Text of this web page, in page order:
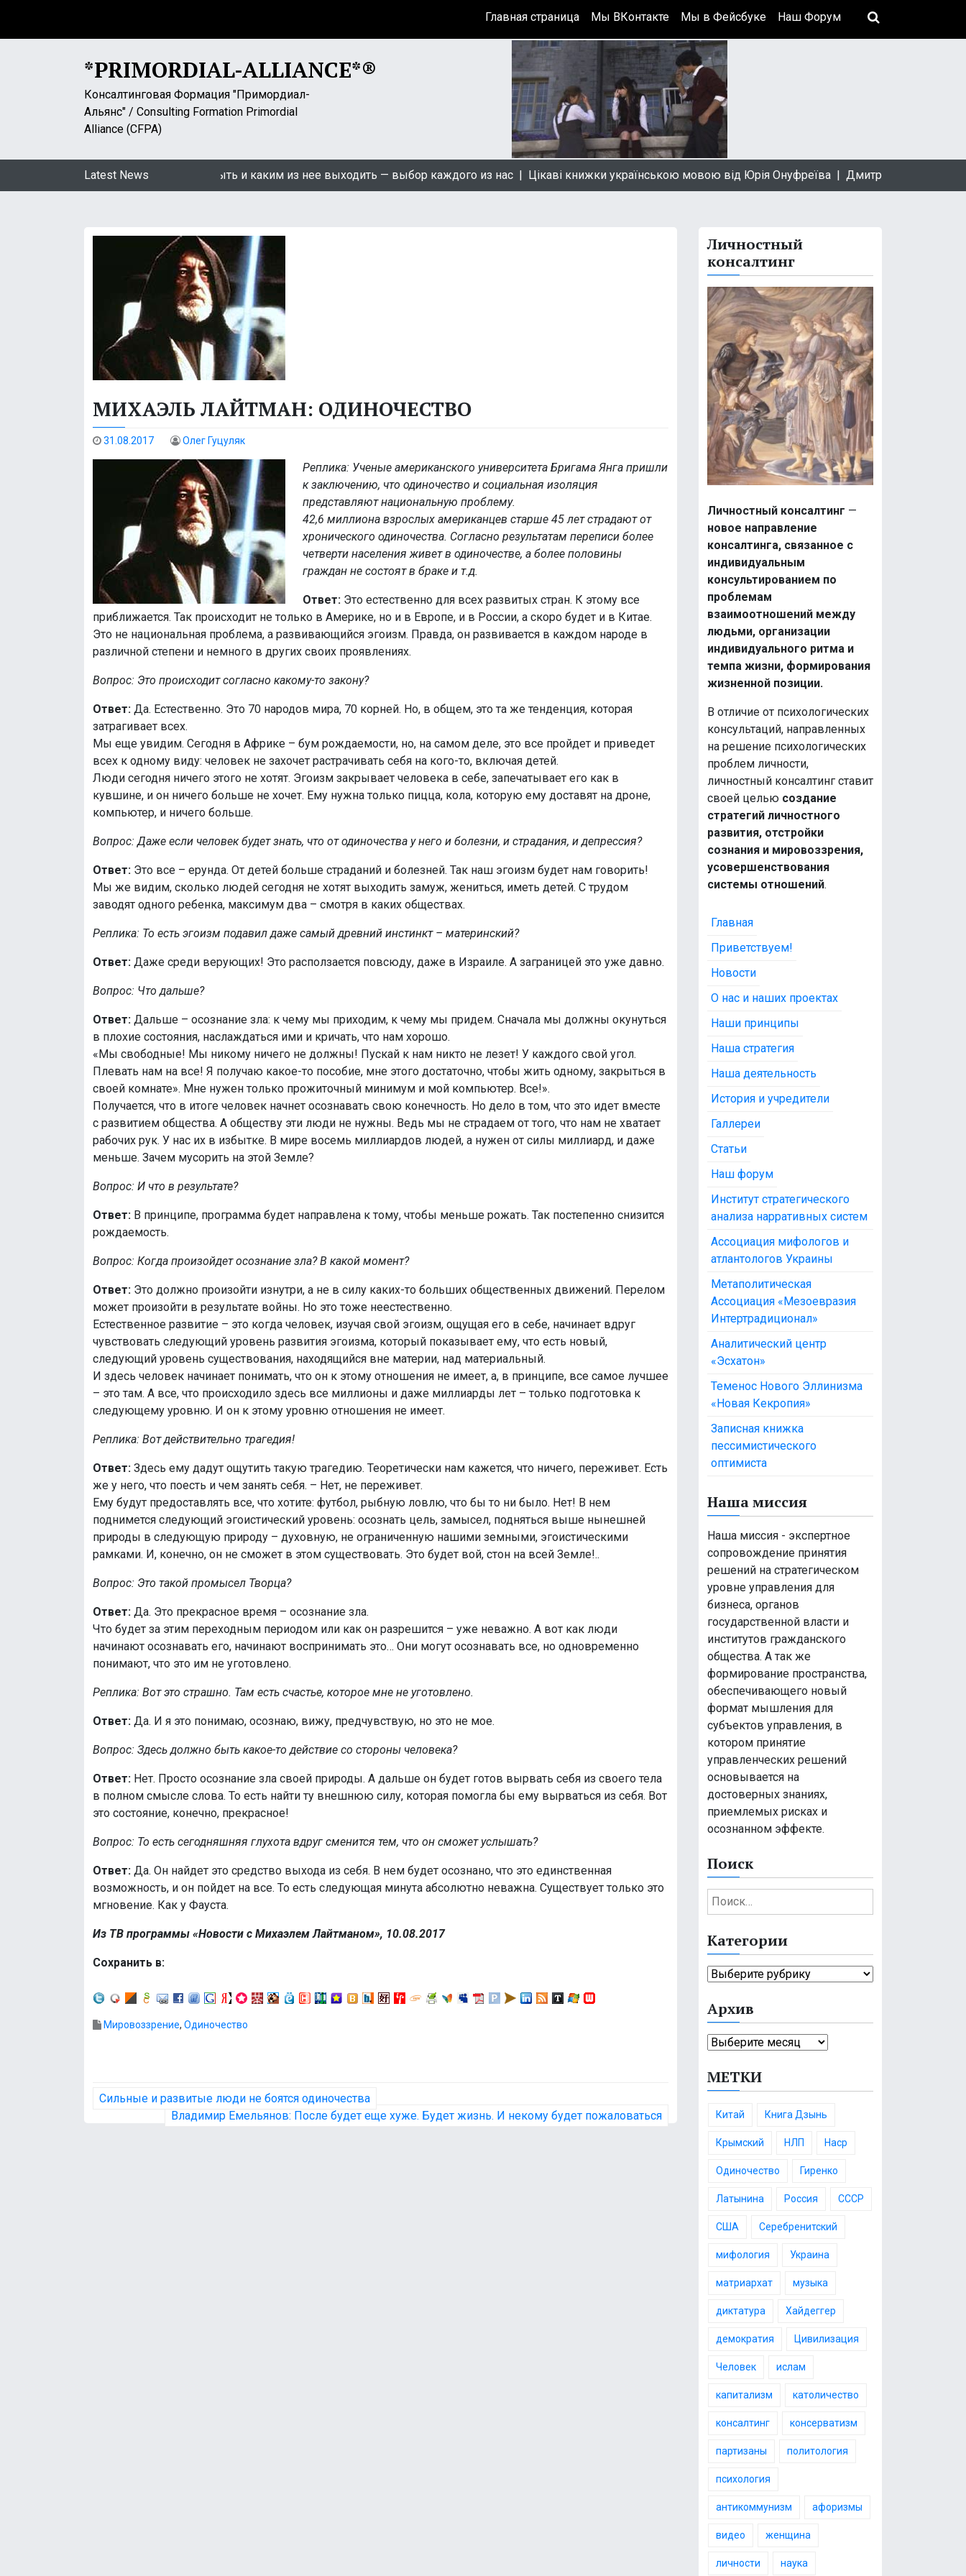
i
t
Главная страница Мы ВКонтакте Мы в Фейсбуке Наш Форум
*PRIMORDIAL-ALLIANCE*®
Консалтинговая Формация "Примордиал-
Альянс" / Consulting Formation Primordial
Alliance (CFPA)
Latest News
«Самоизоляция». Какой ей быть и каким из нее выходить — выбор каждого из нас | Цікаві книжки українською мовою від Юрія Онуфреїва |Дмитрий Быков: За
МИХАЭЛЬ ЛАЙТМАН: ОДИНОЧЕСТВО
31.08.2017 Олег Гуцуляк
Реплика: Ученые американского университета Бригама Янга пришли
к заключению, что одиночество и социальная изоляция
представляют национальную проблему.
42,6 миллиона взрослых американцев старше 45 лет страдают от
хронического одиночества. Согласно результатам переписи более
четверти населения живет в одиночестве, а более половины
граждан не состоят в браке и т.д.
Ответ: Это естественно для всех развитых стран. К этому все
приближается. Так происходит не только в Америке, но и в Европе, и в России, а скоро будет и в Китае.
Это не национальная проблема, а развивающийся эгоизм. Правда, он развивается в каждом народе в
различной степени и немного в других своих проявлениях.
Вопрос: Это происходит согласно какому-то закону?
Ответ: Да. Естественно. Это 70 народов мира, 70 корней. Но, в общем, это та же тенденция, которая
затрагивает всех.
Мы еще увидим. Сегодня в Африке – бум рождаемости, но, на самом деле, это все пройдет и приведет
всех к одному виду: человек не захочет растрачивать себя на кого-то, включая детей.
Люди сегодня ничего этого не хотят. Эгоизм закрывает человека в себе, запечатывает его как в
кувшине, и он ничего больше не хочет. Ему нужна только пицца, кола, которую ему доставят на дроне,
компьютер, и ничего больше.
Вопрос: Даже если человек будет знать, что от одиночества у него и болезни, и страдания, и депрессия?
Ответ: Это все – ерунда. От детей больше страданий и болезней. Так наш эгоизм будет нам говорить!
Мы же видим, сколько людей сегодня не хотят выходить замуж, жениться, иметь детей. С трудом
заводят одного ребенка, максимум два – смотря в каких обществах.
Реплика: То есть эгоизм подавил даже самый древний инстинкт – материнский?
Ответ: Даже среди верующих! Это расползается повсюду, даже в Израиле. А заграницей это уже давно.
Вопрос: Что дальше?
Ответ: Дальше – осознание зла: к чему мы приходим, к чему мы придем. Сначала мы должны окунуться
в плохие состояния, наслаждаться ими и кричать, что нам хорошо.
«Мы свободные! Мы никому ничего не должны! Пускай к нам никто не лезет! У каждого свой угол.
Плевать нам на все! Я получаю какое-то пособие, мне этого достаточно, чтобы жить одному, закрыться в
своей комнате». Мне нужен только прожиточный минимум и мой компьютер. Все!».
Получается, что в итоге человек начнет осознавать свою конечность. Но дело в том, что это идет вместе
с развитием общества. А обществу эти люди не нужны. Ведь мы не страдаем от того, что нам не хватает
рабочих рук. У нас их в избытке. В мире восемь миллиардов людей, а нужен от силы миллиард, и даже
меньше. Зачем мусорить на этой Земле?
Вопрос: И что в результате?
Ответ: В принципе, программа будет направлена к тому, чтобы меньше рожать. Так постепенно снизится
рождаемость.
Вопрос: Когда произойдет осознание зла? В какой момент?
Ответ: Это должно произойти изнутри, а не в силу каких-то больших общественных движений. Перелом
может произойти в результате войны. Но это тоже неестественно.
Естественное развитие – это когда человек, изучая свой эгоизм, ощущая его в себе, начинает вдруг
чувствовать следующий уровень развития эгоизма, который показывает ему, что есть новый,
следующий уровень существования, находящийся вне материи, над материальный.
И здесь человек начинает понимать, что он к этому отношения не имеет, а, в принципе, все самое лучшее
– это там. А все, что происходило здесь все миллионы и даже миллиарды лет – только подготовка к
следующему уровню. И он к этому уровню отношения не имеет.
Реплика: Вот действительно трагедия!
Ответ: Здесь ему дадут ощутить такую трагедию. Теоретически нам кажется, что ничего, переживет. Есть
же у него, что поесть и чем занять себя. – Нет, не переживет.
Ему будут предоставлять все, что хотите: футбол, рыбную ловлю, что бы то ни было. Нет! В нем
поднимется следующий эгоистический уровень: осознать цель, замысел, подняться выше нынешней
природы в следующую природу – духовную, не ограниченную нашими земными, эгоистическими
рамками. И, конечно, он не сможет в этом существовать. Это будет вой, стон на всей Земле!..
Вопрос: Это такой промысел Творца?
Ответ: Да. Это прекрасное время – осознание зла.
Что будет за этим переходным периодом или как он разрешится – уже неважно. А вот как люди
начинают осознавать его, начинают воспринимать это… Они могут осознавать все, но одновременно
понимают, что это им не уготовлено.
Реплика: Вот это страшно. Там есть счастье, которое мне не уготовлено.
Ответ: Да. И я это понимаю, осознаю, вижу, предчувствую, но это не мое.
Вопрос: Здесь должно быть какое-то действие со стороны человека?
Ответ: Нет. Просто осознание зла своей природы. А дальше он будет готов вырвать себя из своего тела
в полном смысле слова. То есть найти ту внешнюю силу, которая помогла бы ему вырваться из себя. Вот
это состояние, конечно, прекрасное!
Вопрос: То есть сегодняшняя глухота вдруг сменится тем, что он сможет услышать?
Ответ: Да. Он найдет это средство выхода из себя. В нем будет осознано, что это единственная
возможность, и он пойдет на все. То есть следующая минута абсолютно неважна. Существует только это
мгновение. Как у Фауста.
Из ТВ программы «Новости с Михаэлем Лайтманом», 10.08.2017
Сохранить в:
Мировоззрение, Одиночество
Н
Сильные и развитые люди не боятся одиночества
Владимир Емельянов: После будет еще хуже. Будет жизнь. И некому будет пожаловаться
Личностный
консалтинг
Личностный консалтинг —
новое направление
консалтинга, связанное с
индивидуальным
консультированием по
проблемам
взаимоотношений между
людьми, организации
индивидуального ритма и
темпа жизни, формирования
жизненной позиции.
В отличие от психологических
консультаций, направленных
на решение психологических
проблем личности,
личностный консалтинг ставит
своей целью создание
стратегий личностного
развития, отстройки
сознания и мировоззрения,
усовершенствования
системы отношений.
Главная
Приветствуем!
Новости
О нас и наших проектах
Наши принципы
Наша стратегия
Наша деятельность
История и учредители
Галлереи
Статьи
Наш форум
Институт стратегического
анализа нарративных систем
Ассоциация мифологов и
атлантологов Украины
Метаполитическая
Ассоциация «Мезоевразия
Интертрадиционал»
Аналитический центр
«Эсхатон»
Теменос Нового Эллинизма
«Новая Кекропия»
Записная книжка
пессимистического
оптимиста
Наша миссия
Наша миссия - экспертное
сопровождение принятия
решений на стратегическом
уровне управления для
бизнеса, органов
государственной власти и
институтов гражданского
общества. А так же
формирование пространства,
обеспечивающего новый
формат мышления для
субъектов управления, в
котором принятие
управленческих решений
основывается на
достоверных знаниях,
приемлемых рисках и
осознанном эффекте.
Поиск
Н
а
т
и
:
Категории
К
т
е
р
и
Архив
А
х
и
МЕТКИ
Китай Книга Дзынь
Крымский НЛП Наср
Одиночество Гиренко
Латынина Россия СССР
США Серебренитский
мифология Украина
матриархат музыка
диктатура Хайдеггер
демократия Цивилизация
Человек ислам
капитализм католичество
консалтинг консерватизм
партизаны политология
психология
антикоммунизм афоризмы
видео женщина
личности наука